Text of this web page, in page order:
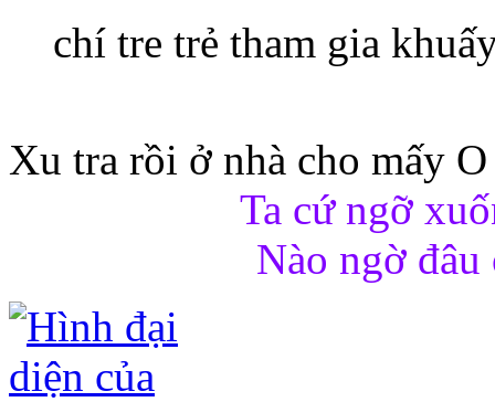
chí tre trẻ tham gia
Xu tra rồi ở nhà cho mấy
Ta cứ ngỡ
Nào ngờ